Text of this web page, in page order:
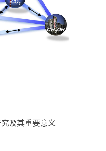
及其重要意义